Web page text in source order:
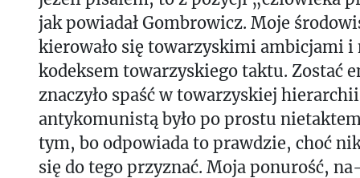
jak powiadał Gombrowicz. Moje
kierowało się towarzyskimi ambicjami
kodeksem towarzyskiego taktu. Zostać
znaczyło spaść w towarzyskiej
antykomunistą było po prostu
tym, bo odpowiada to prawdzie, choć
się do tego przyznać. Moja ponurość,